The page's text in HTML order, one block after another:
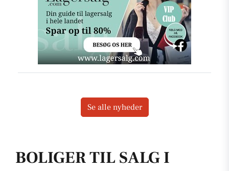
Se alle nyheder
BOLIGER TIL SALG I